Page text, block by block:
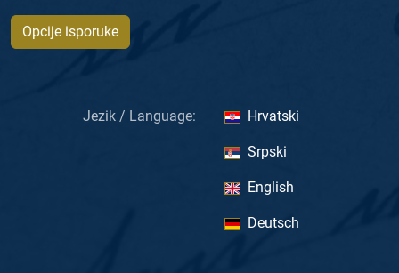
Opcije isporuke
Jezik / Language: Hrvatski
Srpski
English
Deutsch